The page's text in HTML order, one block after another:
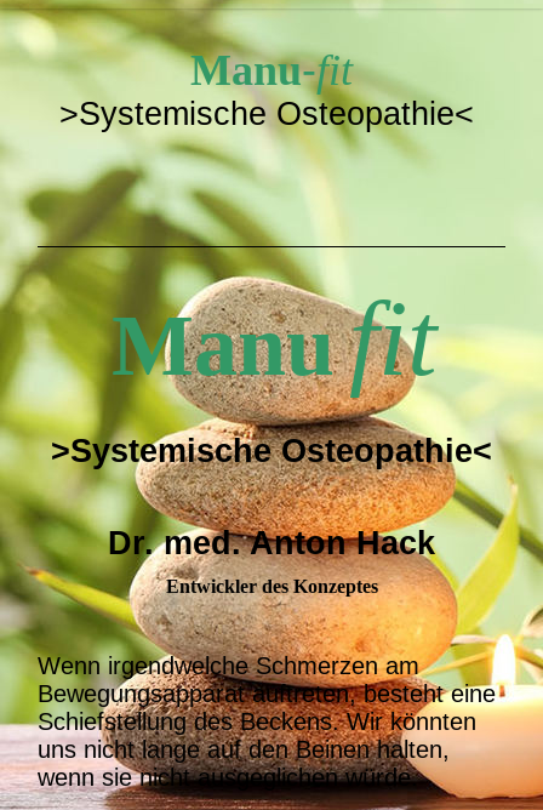
Manu-fit
>Systemische Osteopathie<
Manufit
>Systemische Osteopathie<
Dr. med. Anton Hack
Entwickler des Konzeptes
Wenn irgendwelche Schmerzen am
Bewegungsapparat auftreten, besteht eine
Schiefstellung des Beckens. Wir könnten
uns nicht lange auf den Beinen halten,
wenn sie nicht ausgeglichen würde.